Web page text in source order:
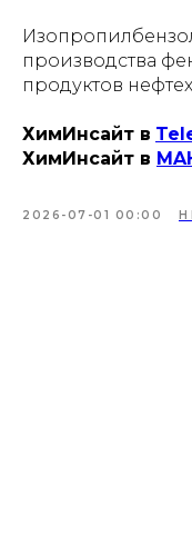
производства
продуктов
ХимИнсайт в
ХимИнсайт в
2026-07-01 00:00